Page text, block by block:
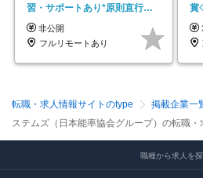
習・サポートあり*原則直行直
帰／全国募集・業務委託
非公開
フルリモートあり
賞
/p13
転職・求人情報サイトのtype 掲載企業一
ステムズ（日本能率協会グループ）の転職・
職種から求人を